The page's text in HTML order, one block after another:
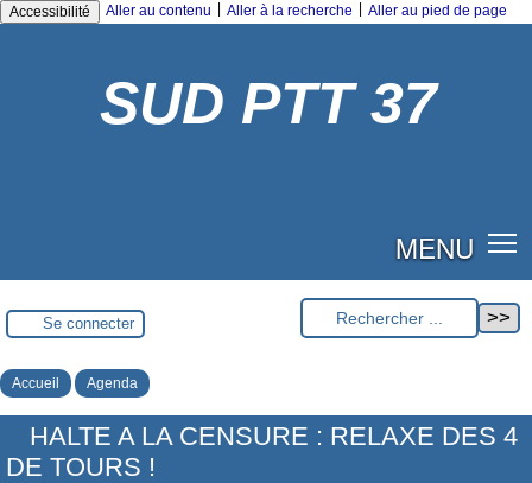
Accessibilité Aller au contenu Aller à la recherche Aller au pied de page
SUD PTT 37
MENU
Se connecter
Accueil Agenda
HALTE A LA CENSURE : RELAXE DES 4
DE TOURS !